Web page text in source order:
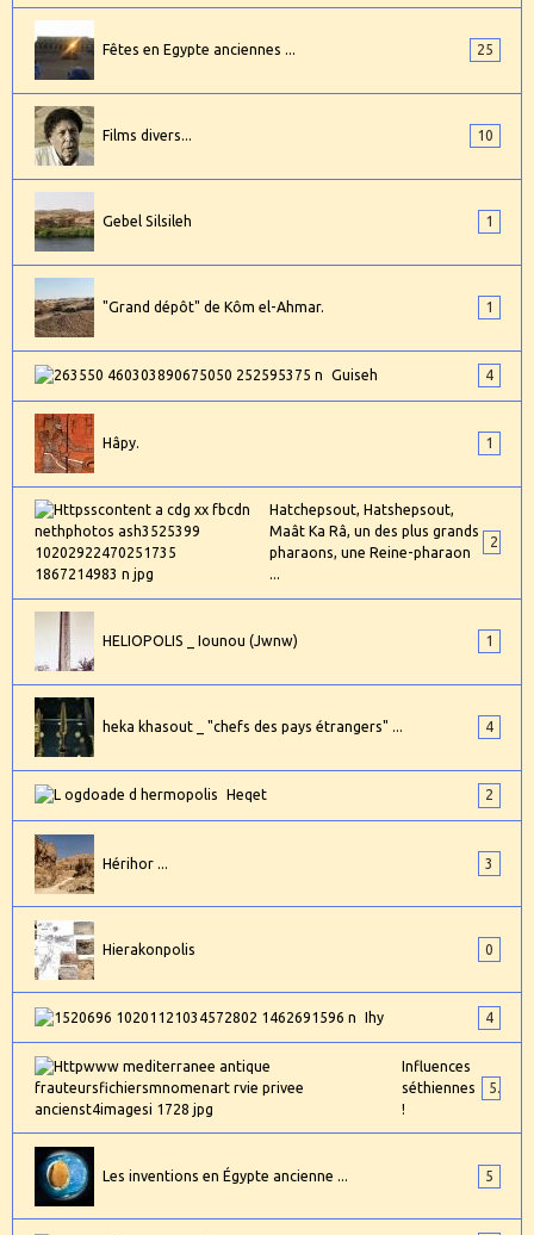
Fêtes en Egypte anciennes ... 25
Films divers... 10
Gebel Silsileh 1
"Grand dépôt" de Kôm el-Ahmar. 1
Guiseh 4
Hâpy. 1
Hatchepsout, Hatshepsout,
Maât Ka Râ, un des plus grands
pharaons, une Reine-pharaon
...
HELIOPOLIS _ Iounou (Jwnw) 1
heka khasout _ "chefs des pays étrangers" ... 4
Heqet 2
Hérihor ... 3
Hierakonpolis 0
Ihy 4
Influences
séthiennes
!
5
Les inventions en Égypte ancienne ... 5